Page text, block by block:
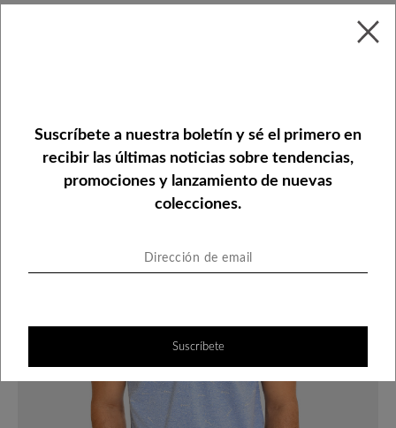
Suscríbete a nuestra boletín y sé el primero en
recibir las últimas noticias sobre tendencias,
promociones y lanzamiento de nuevas
colecciones.